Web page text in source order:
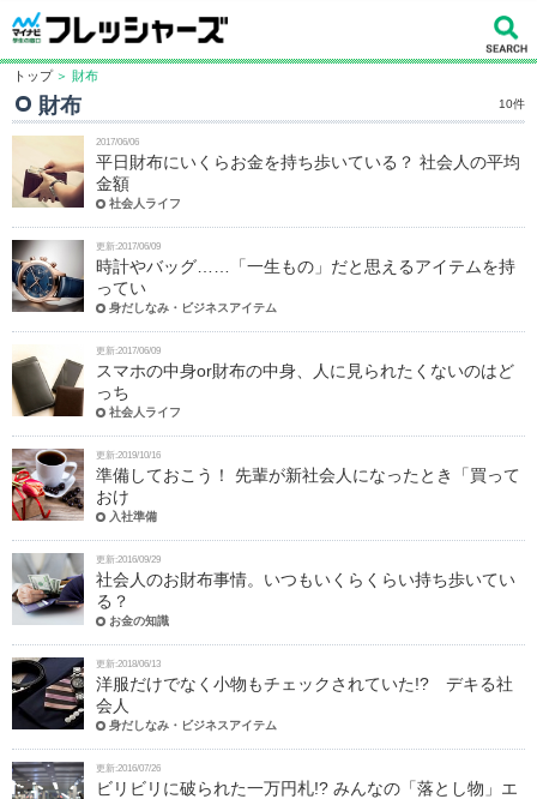
トップ ＞ 財布
財布 10件
2017/06/06
平日財布にいくらお金を持ち歩いている？ 社会人の平均
金額
社会人ライフ
更新:2017/06/09
時計やバッグ……「一生もの」だと思えるアイテムを持
ってい
身だしなみ・ビジネスアイテム
更新:2017/06/09
スマホの中身or財布の中身、人に見られたくないのはど
っち
社会人ライフ
更新:2019/10/16
準備しておこう！ 先輩が新社会人になったとき「買って
おけ
入社準備
更新:2016/09/29
社会人のお財布事情。いつもいくらくらい持ち歩いてい
る？
お金の知識
更新:2018/06/13
洋服だけでなく小物もチェックされていた!? デキる社
会人
身だしなみ・ビジネスアイテム
更新:2016/07/26
ビリビリに破られた一万円札!? みんなの「落とし物」エ